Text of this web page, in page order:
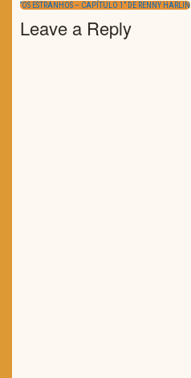
“OS ESTRANHOS – CAPÍTULO 1” DE RENNY HARLIN
Leave a Reply